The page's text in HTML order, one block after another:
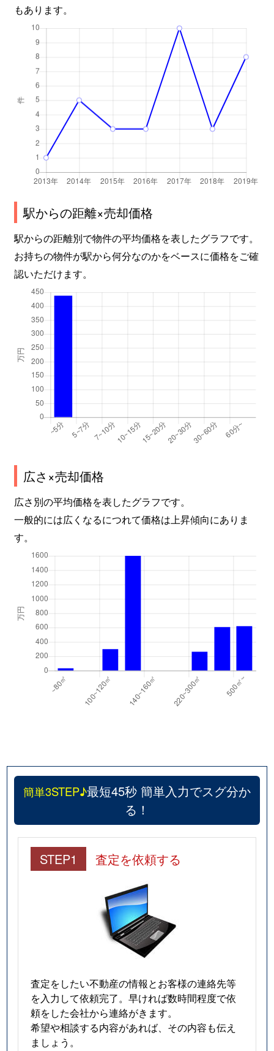
もあります。
駅からの距離×売却価格
駅からの距離別で物件の平均価格を表したグラフです。
お持ちの物件が駅から何分なのかをベースに価格をご確
認いただけます。
広さ×売却価格
広さ別の平均価格を表したグラフです。
一般的には広くなるにつれて価格は上昇傾向にありま
す。
簡単3STEP♪最短45秒 簡単入力でスグ分か
る！
STEP1 査定を依頼する
査定をしたい不動産の情報とお客様の連絡先等
を入力して依頼完了。早ければ数時間程度で依
頼をした会社から連絡がきます。
希望や相談する内容があれば、その内容も伝え
ましょう。